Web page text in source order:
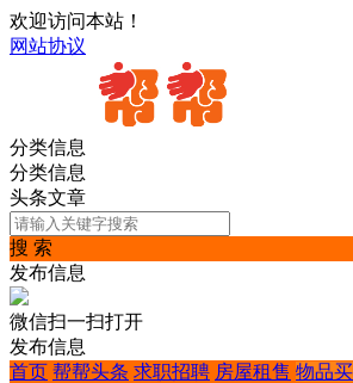
欢迎访问本站！
网站协议
分类信息
分类信息
头条文章
搜 索
发布信息
微信扫一扫打开
发布信息
首页 帮帮头条 求职招聘 房屋租售 物品